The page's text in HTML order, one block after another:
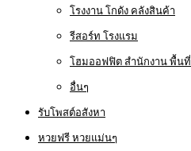
โรงงาน โกดัง คลังสินค้า
รีสอร์ท โรงแรม
โฮมออฟฟิต สำนักงาน พื้นที่
อื่นๆ
รับโพสต์อสังหา
หวยฟรี หวยแม่นๆ